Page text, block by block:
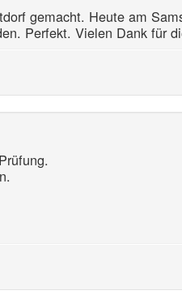
gemacht. Heute am
Perfekt. Vielen Dank für